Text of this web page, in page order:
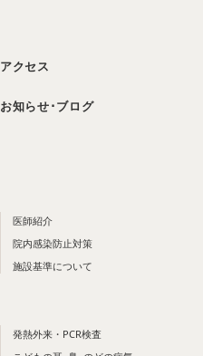
アクセス
お知らせ･ブログ
医師紹介
院内感染防止対策
施設基準について
発熱外来・PCR検査